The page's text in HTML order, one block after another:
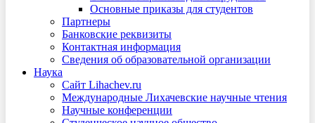
Основные приказы для студентов
Партнеры
Банковские реквизиты
Контактная информация
Сведения об образовательной организации
Наука
Сайт Lihachev.ru
Международные Лихачевские научные чтения
Научные конференции